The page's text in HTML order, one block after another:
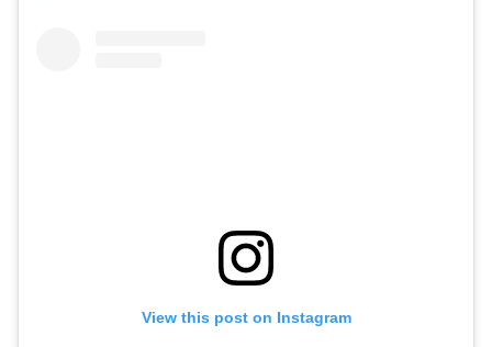
View this post on Instagram